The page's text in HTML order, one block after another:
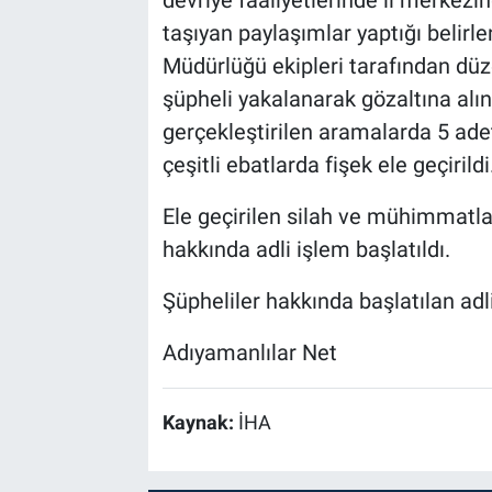
taşıyan paylaşımlar yaptığı
Müdürlüğü ekipleri tarafından
şüpheli yakalanarak gözaltına
gerçekleştirilen aramalarda 5
çeşitli ebatlarda fişek ele
Ele geçirilen silah ve
hakkında adli işlem başlatıldı.
Şüpheliler hakkında başlatılan
Adıyamanlılar Net
Kaynak: İHA